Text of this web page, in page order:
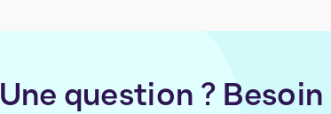
Une question ?